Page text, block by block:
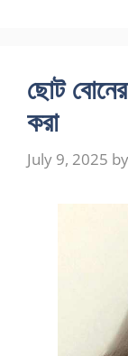
ছোট
করা
July 9, 2025 by